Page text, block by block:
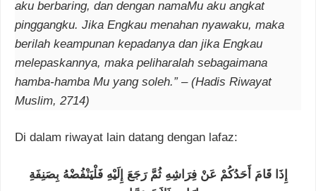
aku berbaring, dan dengan namaMu aku angkat
pinggangku. Jika Engkau menahan nyawaku, maka
berilah keampunan kepadanya dan jika Engkau
melepaskannya, maka peliharalah sebagaimana
hamba-hamba Mu yang soleh.” – (Hadis Riwayat
Muslim, 2714)
Di dalam riwayat lain datang dengan lafaz:
إِذَا قَامَ أَحَدُكُمْ عَنْ فِرَاشِهِ ثُمَّ رَجَعَ إِلَيْهِ فَلْيَنْفُضْهُ بِصَنِفَةِ